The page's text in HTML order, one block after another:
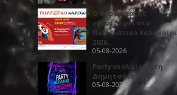
Ο Καραγκιόζης
επιστρέφει στο
Πολιτιστικό Καλοκαίρι
2026…
05-08-2026
Party νεολαίας στη
Δημητσάνα!
05-08-2026